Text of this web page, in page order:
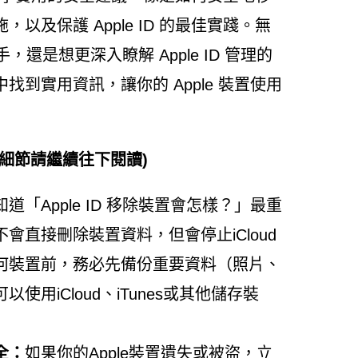
，以及保護 Apple ID 的最佳實踐。無
，還是想更深入瞭解 Apple ID 管理的
到實用資訊，讓你的 Apple 裝置使用
節請繼續往下閱讀)
道「Apple ID 移除裝置會怎樣？」最重
會直接刪除裝置資料，但會停止iCloud
置前，務必先備份重要資料（照片、
以使用iCloud、iTunes或其他儲存裝
： 如果你的Apple裝置遺失或被盜，立